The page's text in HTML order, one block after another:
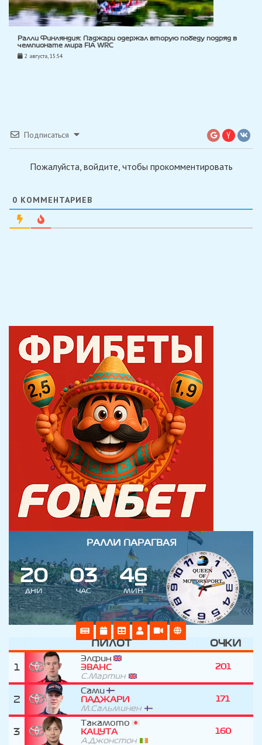
Ралли Финляндия: Паджари одержал вторую победу подряд в
чемпионате мира FIA WRC
2 августа, 15:54
Подписаться
Пожалуйста, войдите, чтобы прокомментировать
0 КОММЕНТАРИЕВ
РАЛЛИ ПАРАГВАЯ
20
ДНИ
03
ЧАС
46
МИН
ПИЛОТ ОЧКИ
1
Элфин
ЭВАНС
С.Мартин
201
2
Сами
ПАДЖАРИ
М.Сальминен
171
3
Такамото
КАЦУТА
А.Джонстон
160